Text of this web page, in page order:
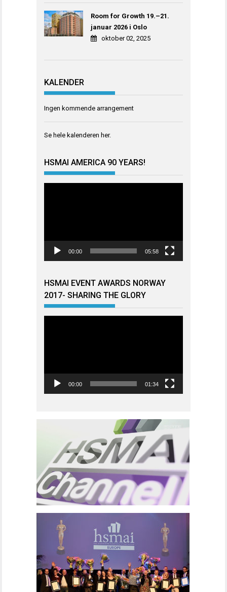
Room for Growth 19.–21.
januar 2026 i Oslo
oktober 02, 2025
KALENDER
Ingen kommende arrangement
Se hele kalenderen her.
HSMAI AMERICA 90 YEARS!
00:00 05:58
HSMAI EVENT AWARDS NORWAY
2017- SHARING THE GLORY
00:00 01:34